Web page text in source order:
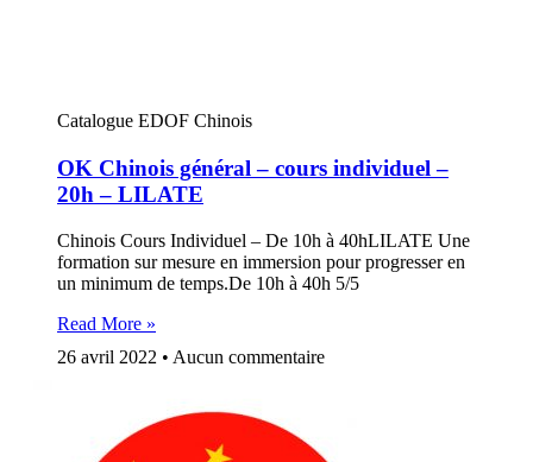
Catalogue EDOF Chinois
OK Chinois général – cours individuel –
20h – LILATE
Chinois Cours Individuel – De 10h à 40hLILATE Une
formation sur mesure en immersion pour progresser en
un minimum de temps.De 10h à 40h 5/5
Read More »
26 avril 2022
Aucun commentaire